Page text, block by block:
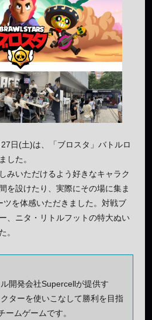
日(土)は、「ブロスタ」バトルロ
した。
みいただけるよう好きなキャラク
を設けたり、実際にその場に集ま
ツを体感いただきました。対戦ブ
、ニタ・リトルフットの特大ぬい
。
開発会社Supercellが提供す
ターを使いこなして勝利を目指
ームゲームです。